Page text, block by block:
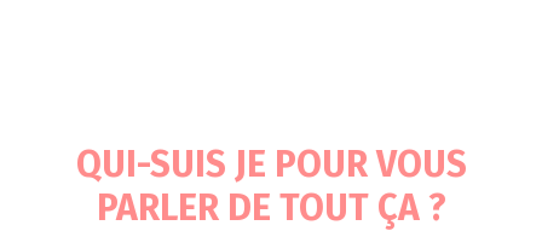
QUI-SUIS JE POUR VOUS
PARLER DE TOUT ÇA ?